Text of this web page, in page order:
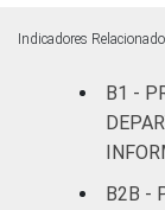
Indicadores
B1 -
B2B -